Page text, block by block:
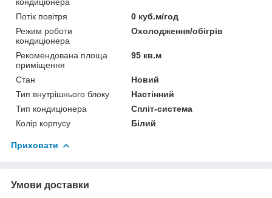
Потік повітря
0 куб.м/год
Режим роботи
кондиціонера
Охолодження/обігрів
Рекомендована площа
приміщення
95 кв.м
Стан
Новий
Тип внутрішнього блоку
Настінний
Тип кондиціонера
Спліт-система
Колір корпусу
Білий
Приховати
Умови доставки